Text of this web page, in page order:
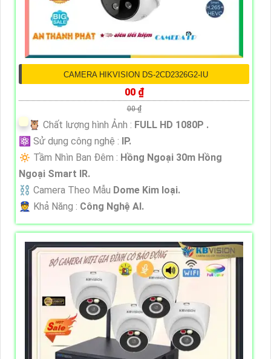
CAMERA HIKVISION DS-2CD2326G2-IU
00 ₫
00 ₫
🦉 Chất lượng hình Ảnh : FULL HD 1080P .
⚛️ Sử dụng công nghệ : IP.
🔅 Tầm Nhìn Ban Đêm : Hồng Ngoại 30m Hồng
Ngoại Smart IR.
⛓ Camera Theo Mẫu Dome Kim loại.
️👮 Khả Năng : Công Nghệ AI.